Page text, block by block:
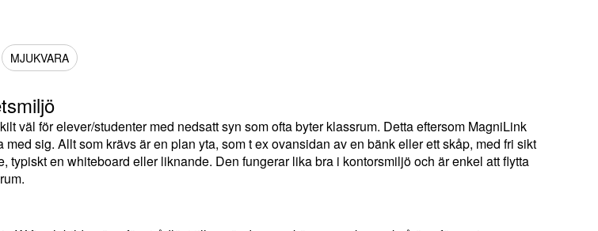
MJUKVARA
väl för elever/studenter med nedsatt syn som ofta byter klassrum. Detta eftersom MagniLink
sig. Allt som krävs är en plan yta, som t ex ovansidan av en bänk eller ett skåp, med fri sikt
typiskt en whiteboard eller liknande. Den fungerar lika bra i kontorsmiljö och är enkel att flytta